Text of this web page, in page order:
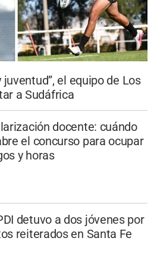
juventud”, el equipo de Los
a Sudáfrica
docente: cuándo
el concurso para ocupar
y horas
detuvo a dos jóvenes por
reiterados en Santa Fe